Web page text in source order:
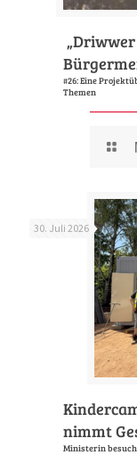
#26: Eine
Themen
30. Juli 2026
nimmt
Ministerin